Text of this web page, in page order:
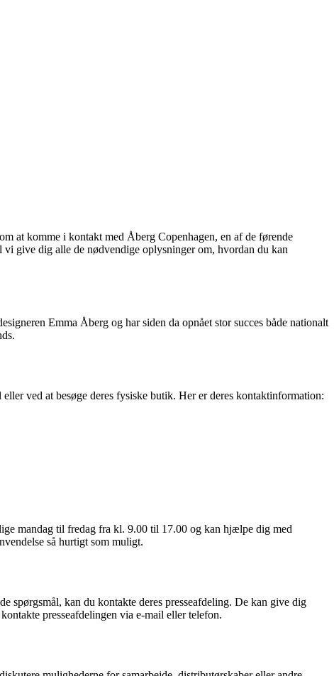
at komme i kontakt med Åberg Copenhagen, en af de førende
give dig alle de nødvendige oplysninger om, hvordan du kan
Emma Åberg og har siden da opnået stor succes både nationalt
ved at besøge deres fysiske butik. Her er deres kontaktinformation:
mandag til fredag ​​fra kl. 9.00 til 17.00 og kan hjælpe dig med
så hurtigt som muligt.
spørgsmål, kan du kontakte deres presseafdeling. De kan give dig
presseafdelingen via e-mail eller telefon.